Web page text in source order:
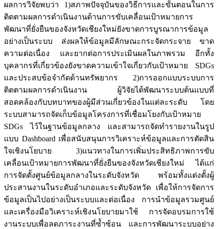
ผลการวิจัยพบว่า 1)สภาพปัจจุบันของวิธีการและขั้นตอนในการ
ติดตามผลการดำเนินงานด้านการขับเคลื่อนเป้าหมายการ
พัฒนาที่ยั่งยืนของจังหวัดเชียงใหม่ยังขาดการบูรณาการข้อมูล
อย่างเป็นระบบ ส่งผลให้ข้อมูลมีลักษณะกระจัดกระจาย ขาด
ความต่อเนื่อง และยากต่อการประเมินผลในภาพรวม อีกทั้ง
บุคลากรที่เกี่ยวข้องยังขาดความเข้าใจเกี่ยวกับเป้าหมาย SDGs
และประสบข้อจำกัดด้านทรัพยากร 2)การออกแบบระบบการ
ติดตามผลการดำเนินงาน ผู้วิจัยได้พัฒนาระบบต้นแบบที่
สอดคล้องกับบทบาทของผู้มีส่วนเกี่ยวข้องในแต่ละระดับ โดย
ระบบสามารถจัดเก็บข้อมูลโครงการที่เชื่อมโยงกับเป้าหมาย
SDGs ไว้ในฐานข้อมูลกลาง และสามารถจัดทำรายงานในรูป
แบบ Dashboard เพื่อสนับสนุนการวิเคราะห์ข้อมูลและการตัดสิน
ใจเชิงนโยบาย 3)แนวทางในการเพิ่มประสิทธิภาพการขับ
เคลื่อนเป้าหมายการพัฒนาที่ยั่งยืนของจังหวัดเชียงใหม่ ได้แก่
การจัดตั้งศูนย์ข้อมูลกลางในระดับจังหวัด พร้อมทั้งแต่งตั้งผู้
ประสานงานในระดับอำเภอและระดับจังหวัด เพื่อให้การจัดการ
ข้อมูลเป็นไปอย่างเป็นระบบและต่อเนื่อง การนำข้อมูลรวมศูนย์
และเครื่องมือวิเคราะห์เชิงนโยบายมาใช้ การจัดอบรมการใช้
งานระบบเพื่อลดภาระงานที่ซ้ำซ้อน และการพัฒนาระบบอย่าง